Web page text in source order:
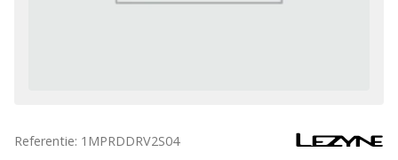
Referentie: 1MPRDDRV2S04